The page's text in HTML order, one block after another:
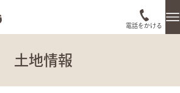
電話をかける
土地情報